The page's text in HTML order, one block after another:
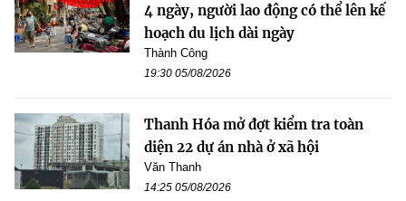
4 ngày, người lao động có thể lên kế
hoạch du lịch dài ngày
Thành Công
19:30 05/08/2026
Thanh Hóa mở đợt kiểm tra toàn
diện 22 dự án nhà ở xã hội
Văn Thanh
14:25 05/08/2026